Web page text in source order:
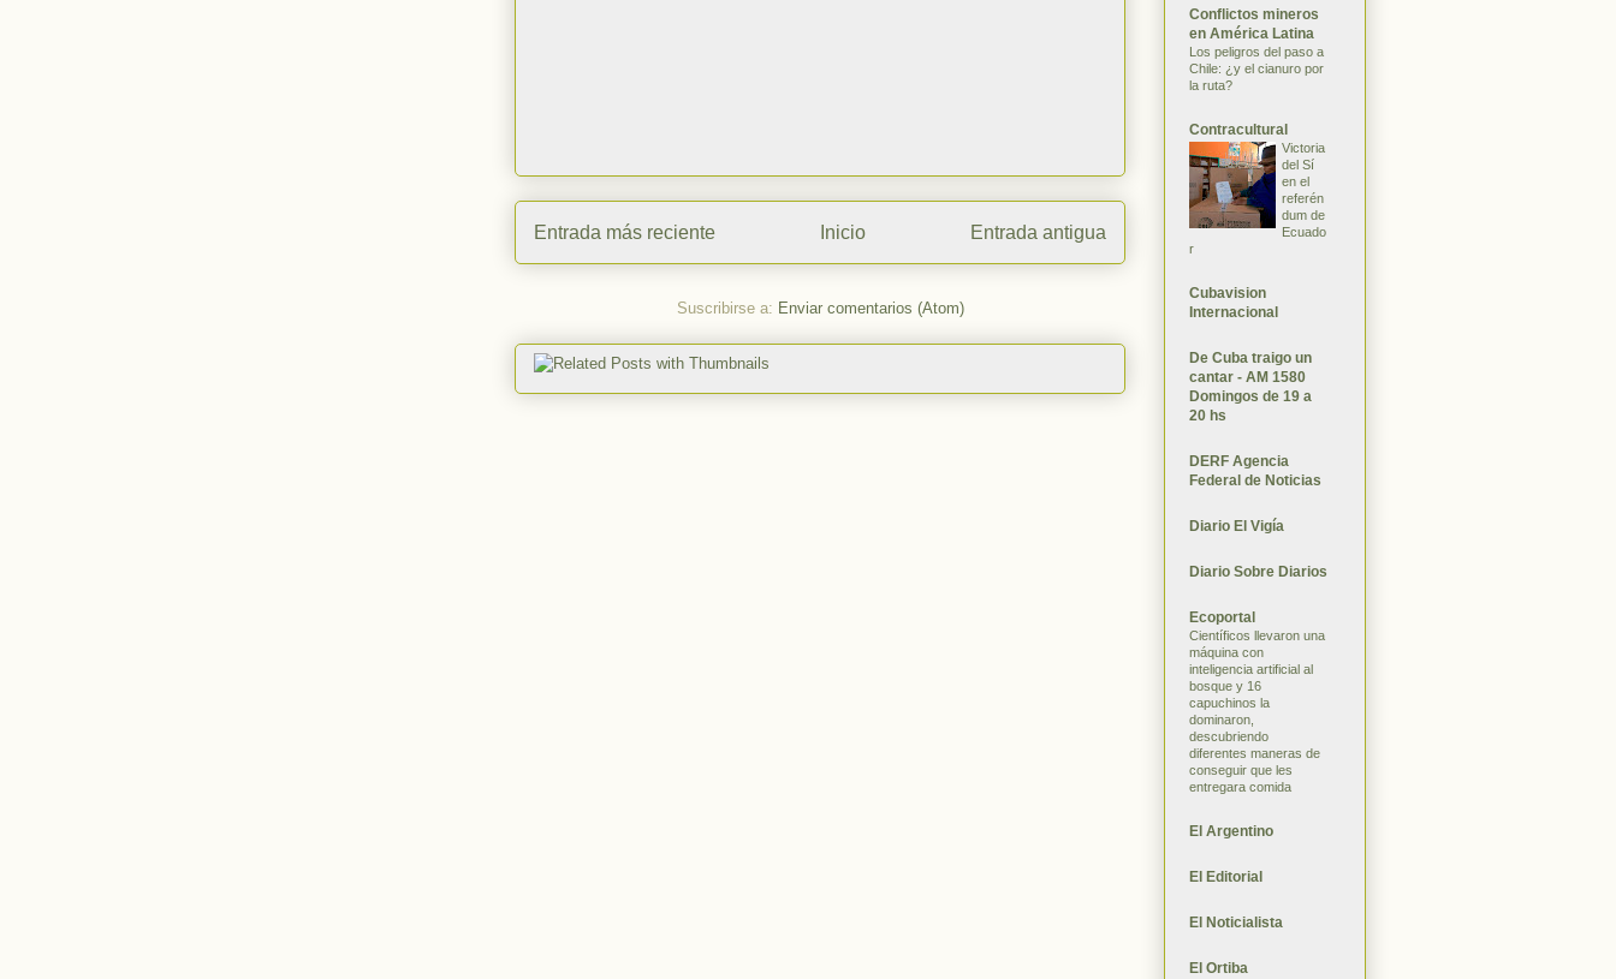
Entrada más reciente Entrada antigua
Inicio
Suscribirse a: Enviar comentarios (Atom)
Conflictos mineros
en América Latina
Los peligros del paso a
Chile: ¿y el cianuro por
la ruta?
Contracultural
Victoria
del Sí
en el
referén
dum de
Ecuado
r
Cubavision
Internacional
De Cuba traigo un
cantar - AM 1580
Domingos de 19 a
20 hs
DERF Agencia
Federal de Noticias
Diario El Vigía
Diario Sobre Diarios
Ecoportal
Científicos llevaron una
máquina con
inteligencia artificial al
bosque y 16
capuchinos la
dominaron,
descubriendo
diferentes maneras de
conseguir que les
entregara comida
El Argentino
El Editorial
El Noticialista
El Ortiba